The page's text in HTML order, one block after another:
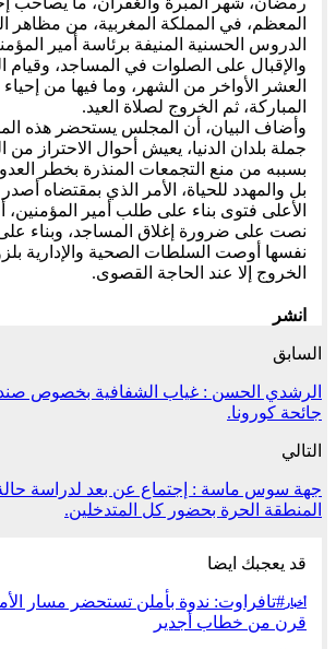
المعظم، في المملكة المغربية، من مظاهر
الدروس الحسنية المنيفة برئاسة أمير
والإقبال على الصلوات في المساجد، وقيام
العشر الأواخر من الشهر، وما فيها من إحياء
المباركة، ثم الخروج لصلاة العيد.
وأضاف البيان، أن المجلس يستحضر هذه
جملة بلدان الدنيا، يعيش أحوال الاحتراز من
بسببه من منع التجمعات المنذرة بخطر
بل والمهدد للحياة، الأمر الذي بمقتضاه
الأعلى فتوى بناء على طلب أمير المؤمنين،
نصت على ضرورة إغلاق المساجد، وبناء
نفسها أوصت السلطات الصحية والإدارية
الخروج إلا عند الحاجة القصوى.
انشر
السابق
الرشدي الحسن : غياب الشفافية بخصوص
جائحة كورونا.
التالي
جهة سوس ماسة : إجتماع عن بعد لدراسة
المنطقة الحرة بحضور كل المتدخلين.
قد يعجبك ايضا
أخبار #تافراوت: ندوة بأملن تستحضر مسار
قرن من خطاب أجدير